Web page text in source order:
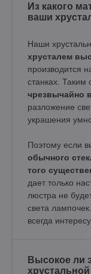
Из какого
ваши
Наши
хрусталем
производится
станках. Таким
чрезвычайно
разложение
украшения
Поэтому если
обычного
того
дает только
люстра не
света
всегда
Высокое ли